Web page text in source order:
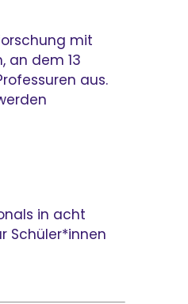
mit
an dem 13
aus.
in acht
Schüler*innen